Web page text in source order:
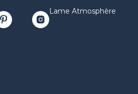
Lame Atmosphère